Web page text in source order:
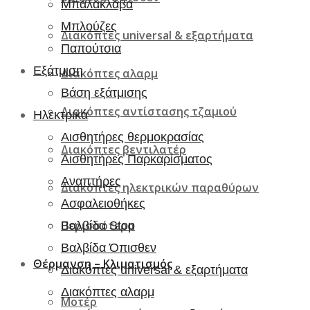
Διακόπτες universal & εξαρτήματα
Διακόπτες αλαρμ
Διακόπτες αντίστασης τζαμιού
Διακόπτες βεντιλατέρ
Διακόπτες ηλεκτρικών παραθύρων
Περισσότερα
Θέρμανση – Κλιματισμός
Μοτέρ
Μπαλακλάβα
Μπλούζες
Παπούτσια
Εξάτμιση
Βάση εξάτμισης
Ηλεκτρικά
Αισθητήρες θερμοκρασίας
Αισθητήρες Παρκαρίσματος
Αναπτήρες
Ασφαλειοθήκες
Βαλβίδα Stop
Βαλβίδα Όπισθεν
Διακόπτες universal & εξαρτήματα
Διακόπτες αλαρμ